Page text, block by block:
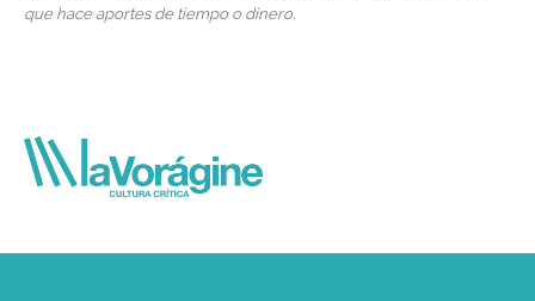
que hace aportes de tiempo o dinero.